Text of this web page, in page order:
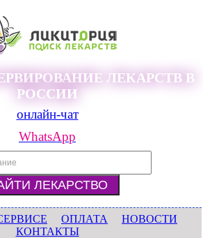
ЛЕКАРСТВ В
РОССИИ
онлайн-чат
WhatsApp
ОПЛАТА
НОВОСТИ
КОНТАКТЫ